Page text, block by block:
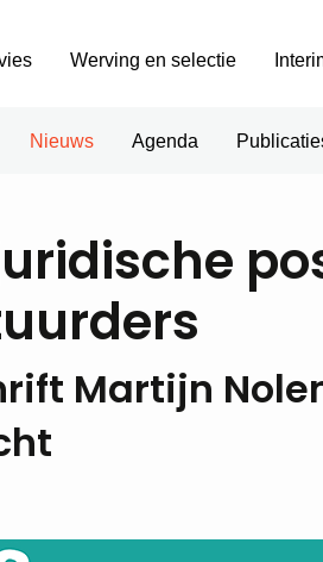
Nieuws Agenda
Werving en selectie
Martijn